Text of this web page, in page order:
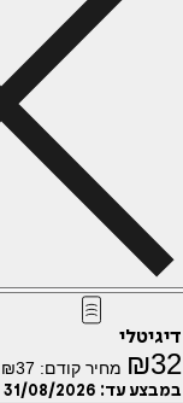
דיגיטלי
₪32 מחיר קודם: ₪37
במבצע עד: 31/08/2026